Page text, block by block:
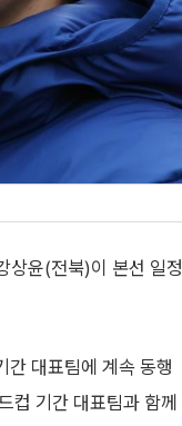
상윤(전북)이 본선 일정
간 대표팀에 계속 동행
컵 기간 대표팀과 함께